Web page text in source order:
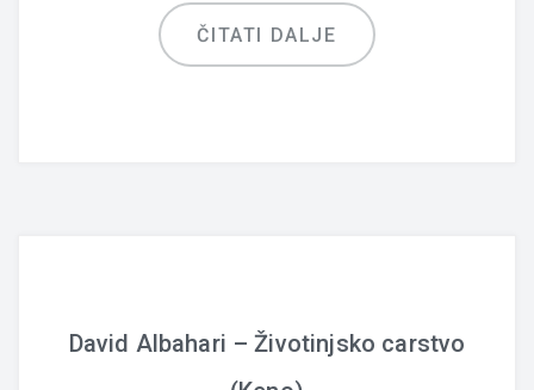
ČITATI DALJE
David Albahari – Životinjsko carstvo